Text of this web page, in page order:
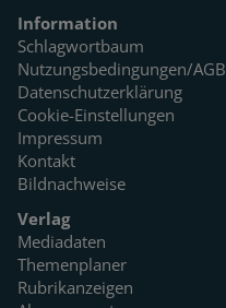
Information
Schlagwortbaum
Nutzungsbedingungen/AGB
Datenschutzerklärung
Cookie-Einstellungen
Impressum
Kontakt
Bildnachweise
Verlag
Mediadaten
Themenplaner
Rubrikanzeigen